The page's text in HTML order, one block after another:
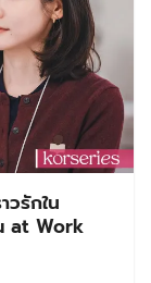
รักใน
at Work